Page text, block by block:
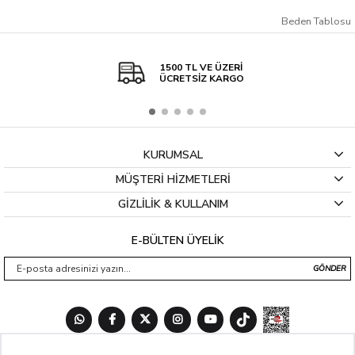
Kullanım kaynaklı sorunlarda, maliyetine çözüm
sunarak yanınızda olmaya devam ediyoruz.
Tüm ürünlerimiz en yüksek kalite standartlarında
üretilir ve sıkı bir kalite kontrol sürecinden geçer. Uzun ömürlü ve dayanıklı
Beden Tablosu
1500 TL VE ÜZERİ
ÜCRETSİZ KARGO
KURUMSAL
MÜŞTERİ HİZMETLERİ
GİZLİLİK & KULLANIM
E-BÜLTEN ÜYELİK
GÖNDER